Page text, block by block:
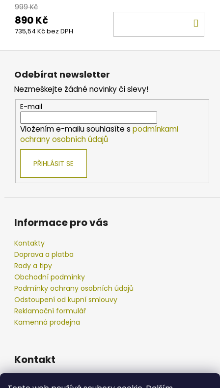
999 Kč
890 Kč
735,54 Kč bez DPH
Z
Odebírat newsletter
Nezmeškejte žádné novinky či slevy!
E-mail
Vložením e-mailu souhlasíte s podmínkami
ochrany osobních údajů
PŘIHLÁSIT SE
Informace pro vás
Kontakty
Doprava a platba
Rady a tipy
Obchodní podmínky
Podmínky ochrany osobních údajů
Odstoupení od kupní smlouvy
Reklamační formulář
Kamenná prodejna
Kontakt